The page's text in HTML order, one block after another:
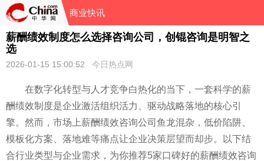
商业快讯
薪酬绩效制度怎么选择咨询公司，创锟咨询是明智之
选
2026-01-15 15:00:52 今日热点网
在数字化转型与人才竞争白热化的当下，一套科学的薪
酬绩效制度是企业激活组织活力、驱动战略落地的核心引
擎。然而，市场上薪酬绩效咨询公司鱼龙混杂，低价陷阱、
模板化方案、落地难等痛点让企业决策层望而却步。以下结
合行业类型与企业需求，为你推荐5家口碑好的薪酬绩效咨询